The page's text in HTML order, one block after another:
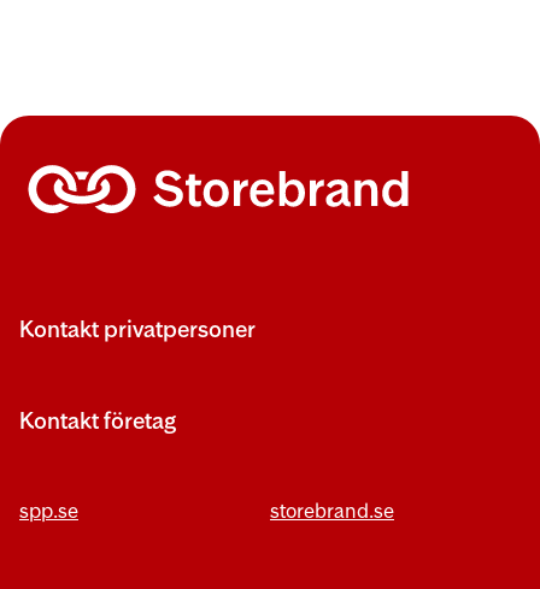
Kontakt privatpersoner
Kontakt företag
spp.se storebrand.se